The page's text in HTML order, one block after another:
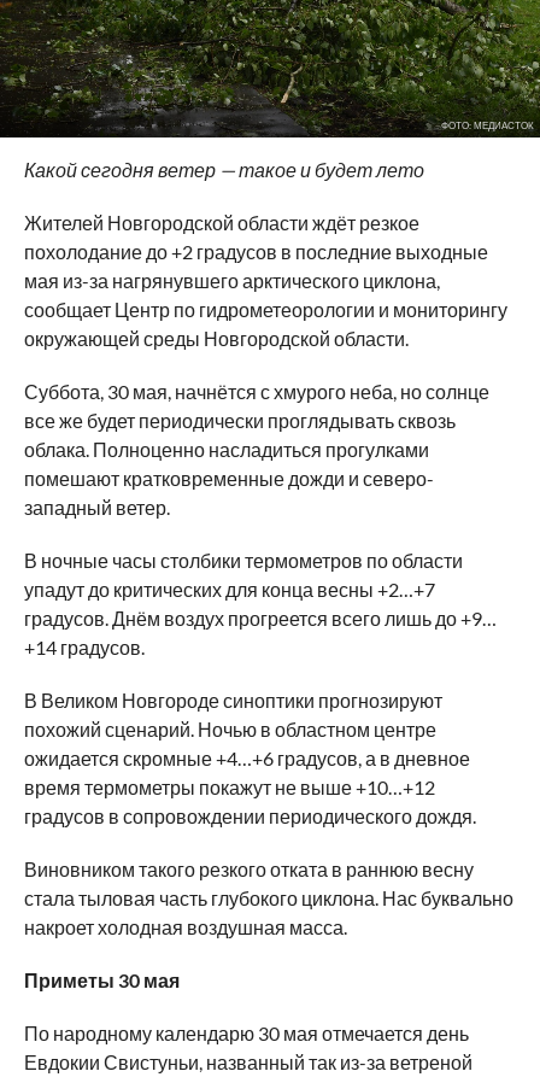
ФОТО: МЕДИАСТОК
Какой сегодня ветер — такое и будет лето
Жителей Новгородской области ждёт резкое
похолодание до +2 градусов в последние выходные
мая из-за нагрянувшего арктического циклона,
сообщает Центр по гидрометеорологии и мониторингу
окружающей среды Новгородской области.
Суббота, 30 мая, начнётся с хмурого неба, но солнце
все же будет периодически проглядывать сквозь
облака. Полноценно насладиться прогулками
помешают кратковременные дожди и северо-
западный ветер.
В ночные часы столбики термометров по области
упадут до критических для конца весны +2…+7
градусов. Днём воздух прогреется всего лишь до +9…
+14 градусов.
В Великом Новгороде синоптики прогнозируют
похожий сценарий. Ночью в областном центре
ожидается скромные +4…+6 градусов, а в дневное
время термометры покажут не выше +10…+12
градусов в сопровождении периодического дождя.
Виновником такого резкого отката в раннюю весну
стала тыловая часть глубокого циклона. Нас буквально
накроет холодная воздушная масса.
Приметы 30 мая
По народному календарю 30 мая отмечается день
Евдокии Свистуньи, названный так из-за ветреной